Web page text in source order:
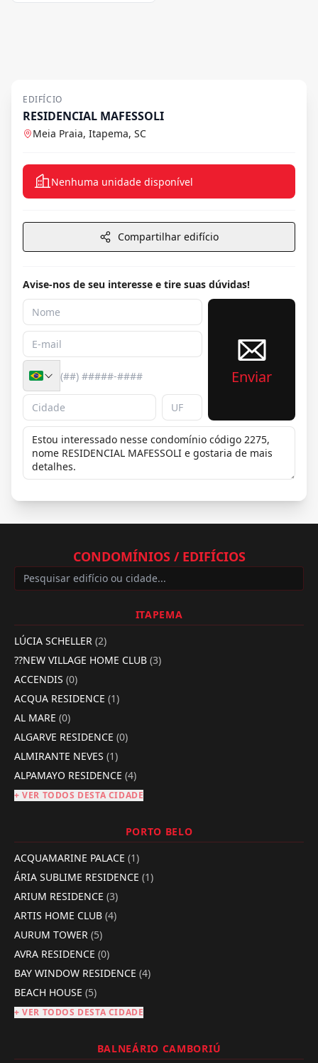
EDIFÍCIO
RESIDENCIAL MAFESSOLI
Meia Praia, Itapema, SC
Nenhuma unidade disponível
Compartilhar edifício
Avise-nos de seu interesse e tire suas dúvidas!
Enviar
CONDOMÍNIOS / EDIFÍCIOS
ITAPEMA
LÚCIA SCHELLER (2)
??NEW VILLAGE HOME CLUB (3)
ACCENDIS (0)
ACQUA RESIDENCE (1)
AL MARE (0)
ALGARVE RESIDENCE (0)
ALMIRANTE NEVES (1)
ALPAMAYO RESIDENCE (4)
+ VER TODOS DESTA CIDADE
PORTO BELO
ACQUAMARINE PALACE (1)
ÁRIA SUBLIME RESIDENCE (1)
ARIUM RESIDENCE (3)
ARTIS HOME CLUB (4)
AURUM TOWER (5)
AVRA RESIDENCE (0)
BAY WINDOW RESIDENCE (4)
BEACH HOUSE (5)
+ VER TODOS DESTA CIDADE
BALNEÁRIO CAMBORIÚ